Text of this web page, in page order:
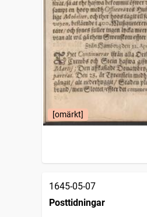
[omärkt]
1645-05-07
Posttidningar